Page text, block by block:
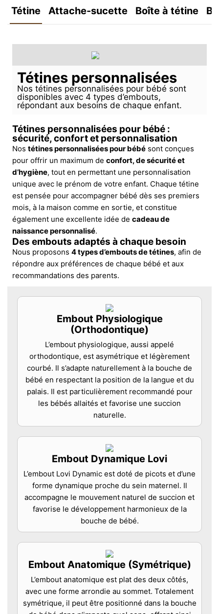
Tétine Attache-sucette Boîte à tétine
Tétines personnalisées
Nos tétines personnalisées pour bébé sont
disponibles avec 4 types d’embouts,
répondant aux besoins de chaque enfant.
Tétines personnalisées pour bébé :
sécurité, confort et personnalisation
Nos tétines personnalisées pour bébé sont conçues
pour offrir un maximum de confort, de sécurité et
d’hygiène, tout en permettant une personnalisation
unique avec le prénom de votre enfant. Chaque tétine
est pensée pour accompagner bébé dès ses premiers
mois, à la maison comme en sortie, et constitue
également une excellente idée de cadeau de
naissance personnalisé.
Des embouts adaptés à chaque besoin
Nous proposons 4 types d’embouts de tétines, afin de
répondre aux préférences de chaque bébé et aux
recommandations des parents.
Embout Physiologique
(Orthodontique)
L’embout physiologique, aussi appelé
orthodontique, est asymétrique et légèrement
courbé. Il s’adapte naturellement à la bouche de
bébé en respectant la position de la langue et du
palais. Il est particulièrement recommandé pour
les bébés allaités et favorise une succion
naturelle.
Embout Dynamique Lovi
L’embout Lovi Dynamic est doté de picots et d’une
forme dynamique proche du sein maternel. Il
accompagne le mouvement naturel de succion et
favorise le développement harmonieux de la
bouche de bébé.
Embout Anatomique (Symétrique)
L’embout anatomique est plat des deux côtés,
avec une forme arrondie au sommet. Totalement
symétrique, il peut être positionné dans la bouche